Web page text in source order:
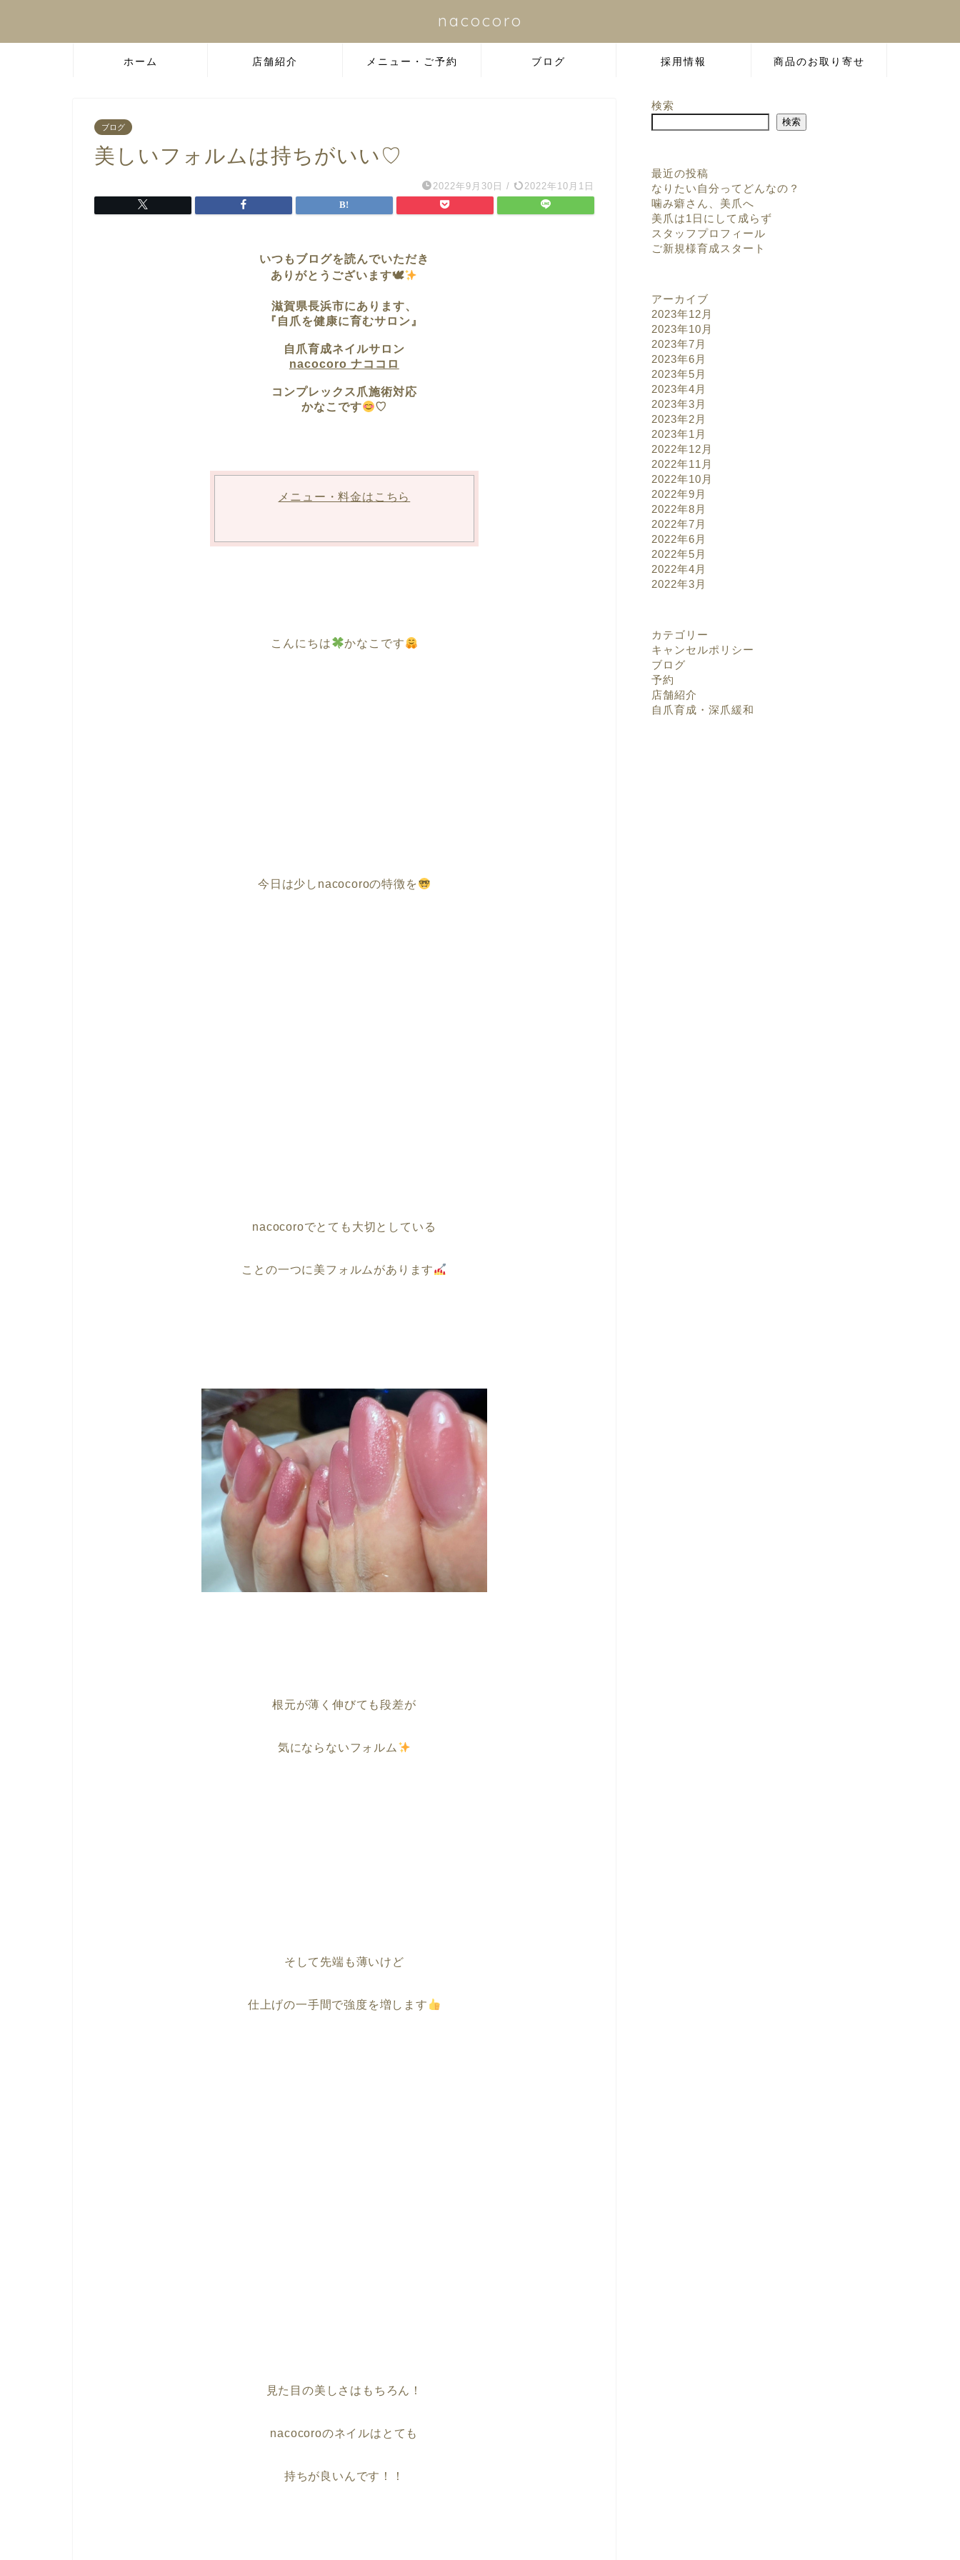
nacocoro
ホーム 店舗紹介 メニュー・ご予約 ブログ 採用情報 商品のお取り寄せ
ブログ
美しいフォルムは持ちがいい♡
2022年9月30日 / 2022年10月1日
いつもブログを読んでいただき
ありがとうございます🕊
滋賀県長浜市にあります、
『自爪を健康に育むサロン』
自爪育成ネイルサロン
nacocoro ナココロ
コンプレックス爪施術対応
かなこです
♡
メニュー・料金はこちら
こんにちは かなこです
今日は少しnacocoroの特徴を
nacocoroでとても大切としている
ことの一つに美フォルムがあります
根元が薄く伸びても段差が
気にならないフォルム
そして先端も薄いけど
仕上げの一手間で強度を増します
見た目の美しさはもちろん！
nacocoroのネイルはとても
持ちが良いんです！！
検索
検索
最近の投稿
なりたい自分ってどんなの？
噛み癖さん、美爪へ
美爪は1日にして成らず
スタッフプロフィール
ご新規様育成スタート
アーカイブ
2023年12月
2023年10月
2023年7月
2023年6月
2023年5月
2023年4月
2023年3月
2023年2月
2023年1月
2022年12月
2022年11月
2022年10月
2022年9月
2022年8月
2022年7月
2022年6月
2022年5月
2022年4月
2022年3月
カテゴリー
キャンセルポリシー
ブログ
予約
店舗紹介
自爪育成・深爪緩和